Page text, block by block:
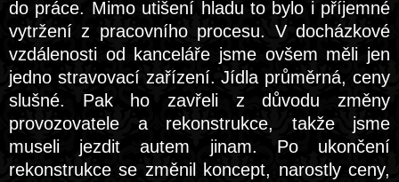
do práce. Mimo utišení hladu to bylo i příjemné
vytržení z pracovního procesu. V docházkové
vzdálenosti od kanceláře jsme ovšem měli jen
jedno stravovací zařízení. Jídla průměrná, ceny
slušné. Pak ho zavřeli z důvodu změny
provozovatele a rekonstrukce, takže jsme
museli jezdit autem jinam. Po ukončení
rekonstrukce se změnil koncept, narostly ceny,